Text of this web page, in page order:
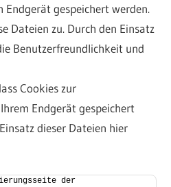
Endgerät gespeichert werden.
Dateien zu. Durch den Einsatz
Benutzerfreundlichkeit und
Cookies zur
Endgerät gespeichert
dieser Dateien hier
der